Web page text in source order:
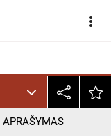
more_vert
APRAŠYMAS